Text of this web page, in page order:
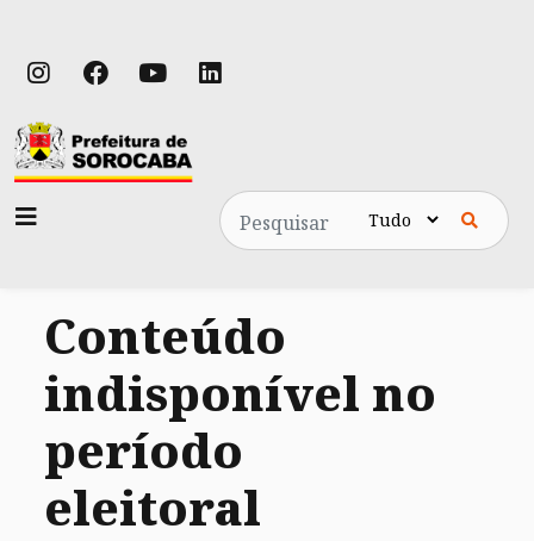
Pesquisa
Conteúdo
indisponível no
período
eleitoral